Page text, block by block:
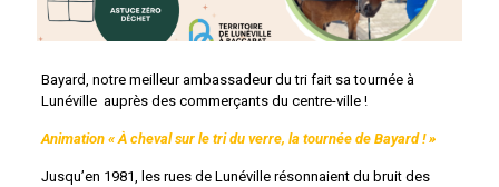
Bayard, notre meilleur ambassadeur du tri fait sa tournée à
Lunéville auprès des commerçants du centre-ville !
Animation « À cheval sur le tri du verre, la tournée de Bayard ! »
Jusqu’en 1981, les rues de Lunéville résonnaient du bruit des